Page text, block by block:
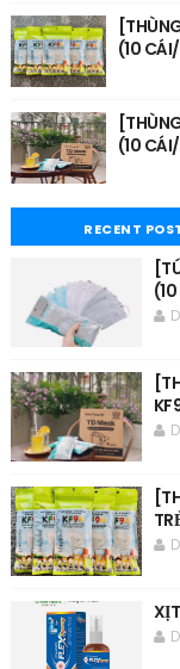
(10
(10
RECENT